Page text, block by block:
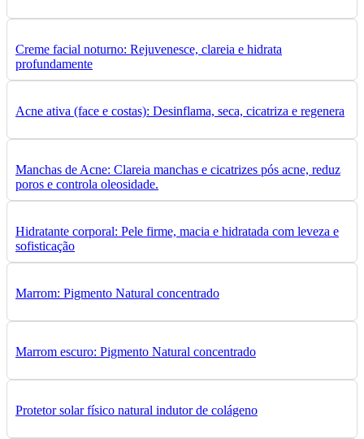
Creme facial noturno: Rejuvenesce, clareia e hidrata
profundamente
Acne ativa (face e costas): Desinflama, seca, cicatriza e regenera
Manchas de Acne: Clareia manchas e cicatrizes pós acne, reduz
poros e controla oleosidade.
Hidratante corporal: Pele firme, macia e hidratada com leveza e
sofisticação
Marrom: Pigmento Natural concentrado
Marrom escuro: Pigmento Natural concentrado
Protetor solar físico natural indutor de colágeno